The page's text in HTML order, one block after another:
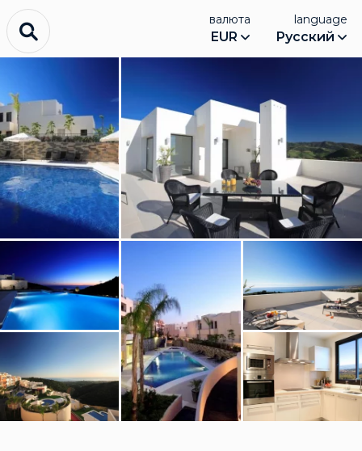
валюта
EUR
language
Русский